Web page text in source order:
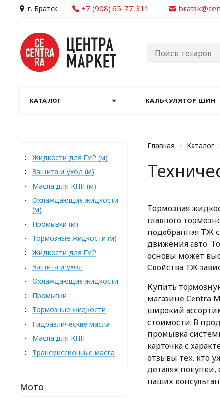
г. Братск +7 (908) 65-77-311
КАТАЛОГ КАЛЬКУЛЯТОР ШИН
Жидкости для ГУР (м)
Защита и уход (м)
Масла для КПП (м)
Охлаждающие жидкости
(м)
Промывки (м)
Тормозные жидкости (м)
Жидкости для ГУР
Защита и уход
Охлаждающие жидкости
Промывки
Тормозные жидкости
Гидравлические масла
Масла для КПП
Трансмиссионные масла
Мото
Главная Каталог
Тормозная
главного
подобранная ТЖ
движения авто.
основы может
Свойства ТЖ
Купить
магазине Centra
широкий
стоимости. В
промывка
карточка с
отзывы тех, кто
деталях покупки,
наших